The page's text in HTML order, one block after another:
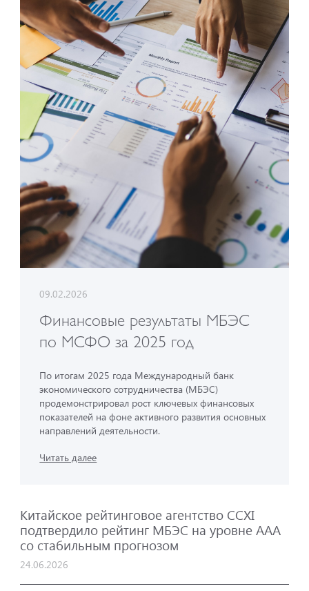
09.02.2026
Финансовые результаты МБЭС
по МСФО за 2025 год
По итогам 2025 года Международный банк
экономического сотрудничества (МБЭС)
продемонстрировал рост ключевых финансовых
показателей на фоне активного развития основных
направлений деятельности.
Читать далее
Китайское рейтинговое агентство CCXI
подтвердило рейтинг МБЭС на уровне AAA
со стабильным прогнозом
24.06.2026